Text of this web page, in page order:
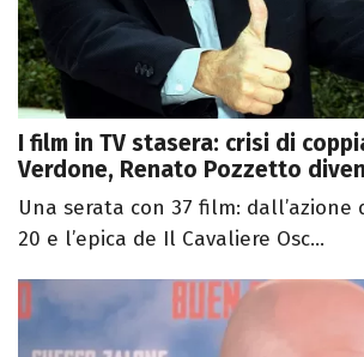
I film in TV stasera: crisi di
Verdone, Renato Pozzetto
Una serata con 37 film: dall’azione
20 e l’epica de Il Cavaliere Osc...